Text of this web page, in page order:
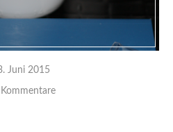
Juni 2015